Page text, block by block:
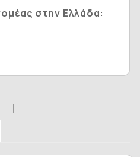
στην Ελλάδα: